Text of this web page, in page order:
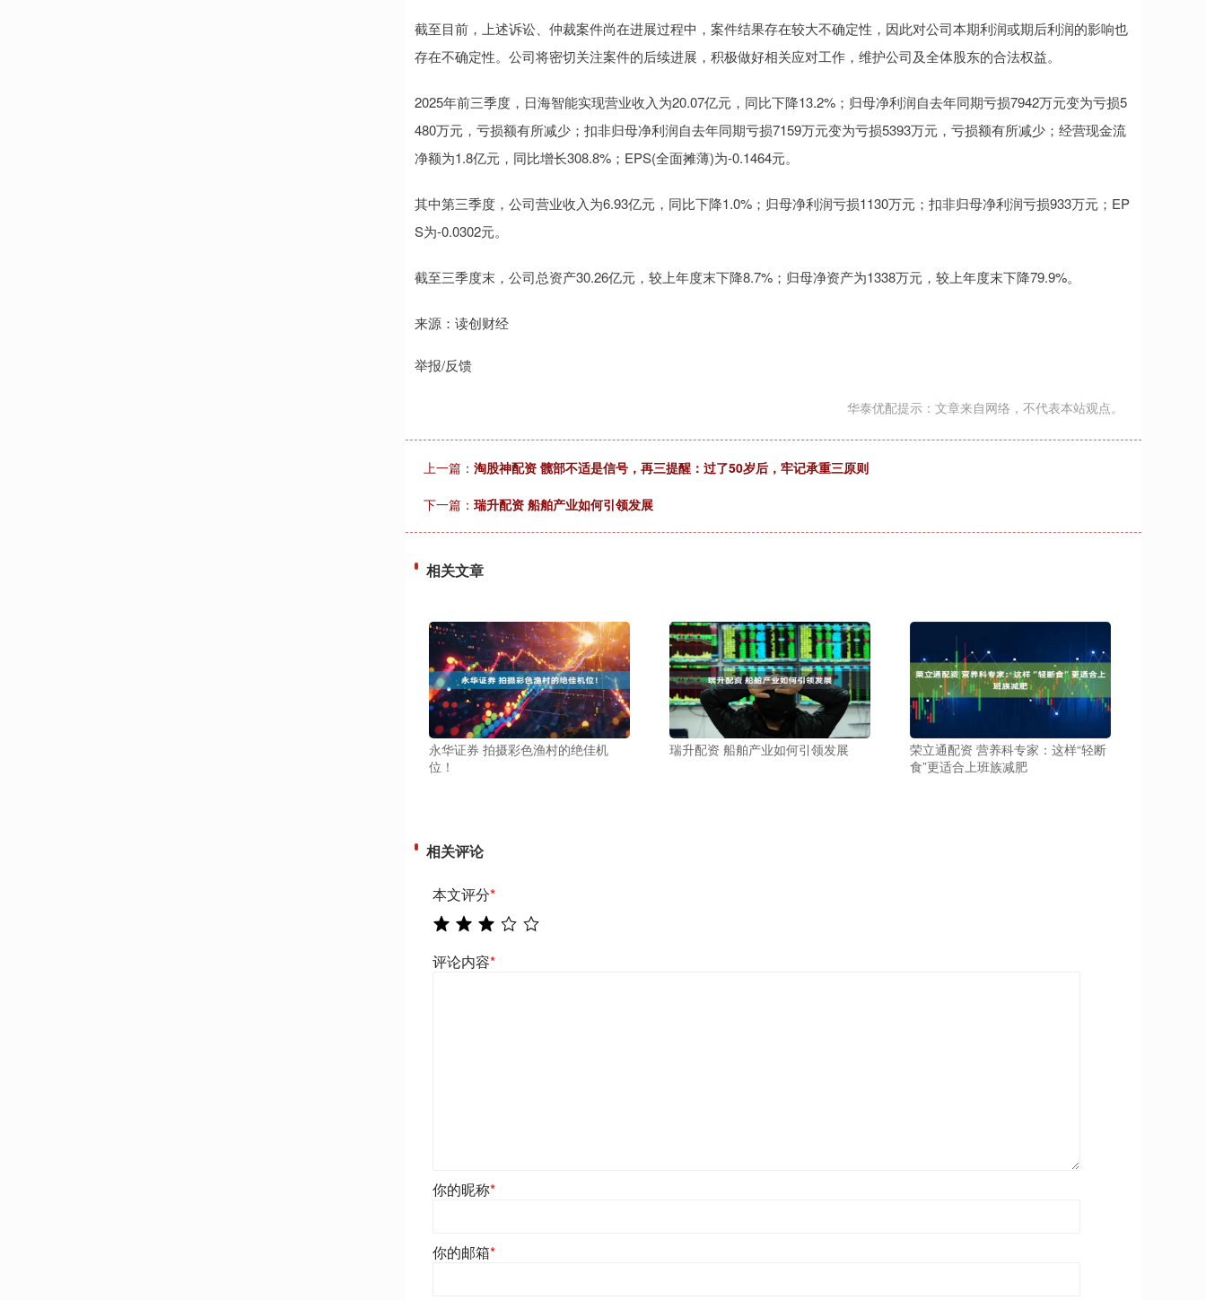
截至目前，上述诉讼、仲裁案件尚在进展过程中，案件结果存在较大不确定性，因此对公司本期利润或期后利润的影响也
存在不确定性。公司将密切关注案件的后续进展，积极做好相关应对工作，维护公司及全体股东的合法权益。
2025年前三季度，日海智能实现营业收入为20.07亿元，同比下降13.2%；归母净利润自去年同期亏损7942万元变为亏损5
480万元，亏损额有所减少；扣非归母净利润自去年同期亏损7159万元变为亏损5393万元，亏损额有所减少；经营现金流
净额为1.8亿元，同比增长308.8%；EPS(全面摊薄)为-0.1464元。
其中第三季度，公司营业收入为6.93亿元，同比下降1.0%；归母净利润亏损1130万元；扣非归母净利润亏损933万元；EP
S为-0.0302元。
截至三季度末，公司总资产30.26亿元，较上年度末下降8.7%；归母净资产为1338万元，较上年度末下降79.9%。
来源：读创财经
举报/反馈
华泰优配提示：文章来自网络，不代表本站观点。
上一篇： 淘股神配资 髋部不适是信号，再三提醒：过了50岁后，牢记承重三原则
下一篇： 瑞升配资 船舶产业如何引领发展
相关文章
永华证券 拍摄彩色渔村的绝佳机
位！
瑞升配资 船舶产业如何引领发展
荣立通配资 营养科专家：这样“轻断
食”更适合上班族减肥
相关评论
本文评分*
评论内容*
你的昵称*
你的邮箱*